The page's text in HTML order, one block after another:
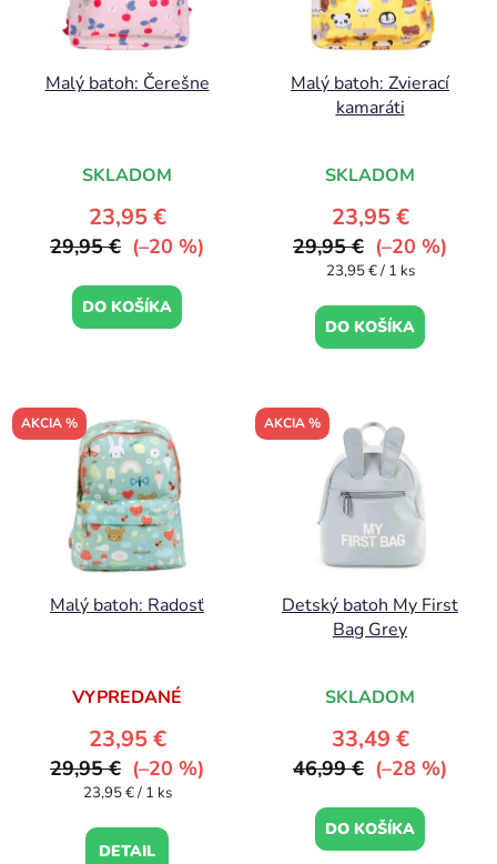
Malý batoh: Čerešne
SKLADOM
23,95 €
29,95 € (–20 %)
DO KOŠÍKA
Malý batoh: Zvierací
kamaráti
SKLADOM
23,95 €
29,95 € (–20 %)
Jednotková
23,95 € / 1 ks
DO KOŠÍKA
AKCIA %
Malý batoh: Radosť
VYPREDANÉ
23,95 €
29,95 € (–20 %)
Jednotková
23,95 € / 1 ks
DETAIL
AKCIA %
Detský batoh My First
Bag Grey
SKLADOM
33,49 €
46,99 € (–28 %)
DO KOŠÍKA